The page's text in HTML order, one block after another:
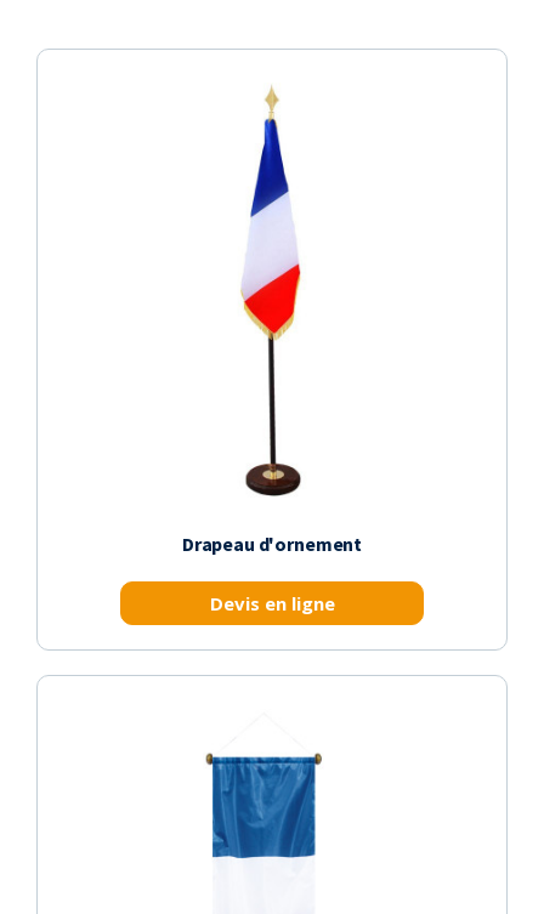
Drapeau d'ornement
Devis en ligne